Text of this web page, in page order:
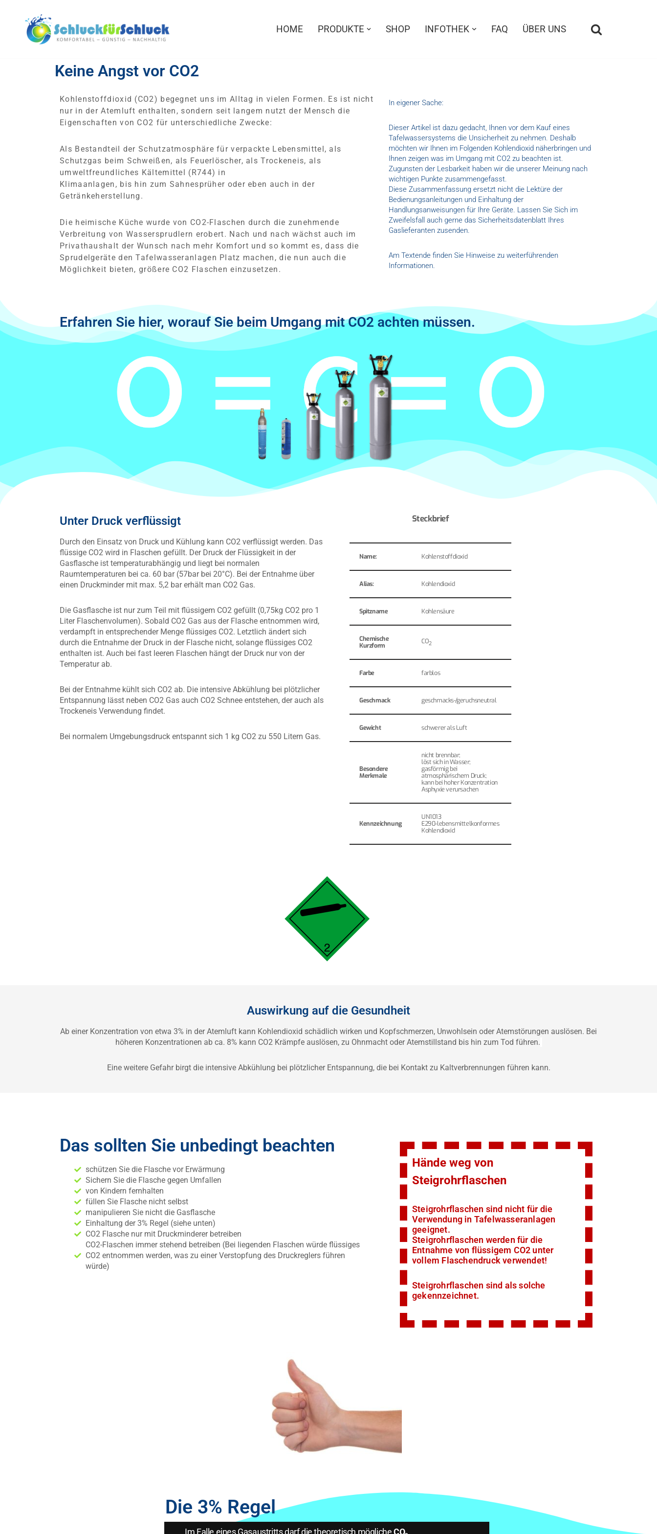
Inhalt
HOME PRODUKTE SHOP INFOTHEK FAQ ÜBER UNS
Keine Angst vor CO2
Kohlenstoffdioxid (CO2) begegnet uns im Alltag in vielen Formen. Es ist nicht
nur in der Atemluft enthalten, sondern seit langem nutzt der Mensch die
Eigenschaften von CO2 für unterschiedliche Zwecke:
Als Bestandteil der Schutzatmosphäre für verpackte Lebensmittel, als
Schutzgas beim Schweißen, als Feuerlöscher, als Trockeneis, als
umweltfreundliches Kältemittel (R744) in
Klimaanlagen, bis hin zum Sahnesprüher oder eben auch in der
Getränkeherstellung.
Die heimische Küche wurde von CO2-Flaschen durch die zunehmende
Verbreitung von Wassersprudlern erobert. Nach und nach wächst auch im
Privathaushalt der Wunsch nach mehr Komfort und so kommt es, dass die
Sprudelgeräte den Tafelwasseranlagen Platz machen, die nun auch die
Möglichkeit bieten, größere CO2 Flaschen einzusetzen.
In eigener Sache:
Dieser Artikel ist dazu gedacht, Ihnen vor dem Kauf eines
Tafelwassersystems die Unsicherheit zu nehmen. Deshalb
möchten wir Ihnen im Folgenden Kohlendioxid näherbringen und
Ihnen zeigen was im Umgang mit CO2 zu beachten ist.
Zugunsten der Lesbarkeit haben wir die unserer Meinung nach
wichtigen Punkte zusammengefasst.
Diese Zusammenfassung ersetzt nicht die Lektüre der
Bedienungsanleitungen und Einhaltung der
Handlungsanweisungen für Ihre Geräte. Lassen Sie Sich im
Zweifelsfall auch gerne das Sicherheitsdatenblatt Ihres
Gaslieferanten zusenden.
Am Textende finden Sie Hinweise zu weiterführenden
Informationen.
Erfahren Sie hier, worauf Sie beim Umgang mit CO2 achten müssen.
Unter Druck verflüssigt
Durch den Einsatz von Druck und Kühlung kann CO2 verflüssigt werden. Das
flüssige CO2 wird in Flaschen gefüllt. Der Druck der Flüssigkeit in der
Gasflasche ist temperaturabhängig und liegt bei normalen
Raumtemperaturen bei ca. 60 bar (57bar bei 20°C). Bei der Entnahme über
einen Druckminder mit max. 5,2 bar erhält man CO2 Gas.
Die Gasflasche ist nur zum Teil mit flüssigem CO2 gefüllt (0,75kg CO2 pro 1
Liter Flaschenvolumen). Sobald CO2 Gas aus der Flasche entnommen wird,
verdampft in entsprechender Menge flüssiges CO2. Letztlich ändert sich
durch die Entnahme der Druck in der Flasche nicht, solange flüssiges CO2
enthalten ist. Auch bei fast leeren Flaschen hängt der Druck nur von der
Temperatur ab.
Bei der Entnahme kühlt sich CO2 ab. Die intensive Abkühlung bei plötzlicher
Entspannung lässt neben CO2 Gas auch CO2 Schnee entstehen, der auch als
Trockeneis Verwendung findet.
Bei normalem Umgebungsdruck entspannt sich 1 kg CO2 zu 550 Litern Gas.
Steckbrief
Name: Kohlenstoffdioxid
Alias: Kohlendioxid
Spitzname Kohlensäure
Chemische
Kurzform
CO2
Farbe farblos
Geschmack geschmacks-/geruchsneutral
Gewicht schwerer als Luft
Besondere
Merkmale
nicht brennbar;
löst sich in Wasser;
gasförmig bei
atmosphärischem Druck;
kann bei hoher Konzentration
Asphyxie verursachen
Kennzeichnung
UN1013
E290-lebensmittelkonformes
Kohlendioxid
Auswirkung auf die Gesundheit
Ab einer Konzentration von etwa 3% in der Atemluft kann Kohlendioxid schädlich wirken und Kopfschmerzen, Unwohlsein oder Atemstörungen auslösen. Bei
höheren Konzentrationen ab ca. 8% kann CO2 Krämpfe auslösen, zu Ohnmacht oder Atemstillstand bis hin zum Tod führen.
Eine weitere Gefahr birgt die intensive Abkühlung bei plötzlicher Entspannung, die bei Kontakt zu Kaltverbrennungen führen kann.
Das sollten Sie unbedingt beachten
schützen Sie die Flasche vor Erwärmung
Sichern Sie die Flasche gegen Umfallen
von Kindern fernhalten
füllen Sie Flasche nicht selbst
manipulieren Sie nicht die Gasflasche
Einhaltung der 3% Regel (siehe unten)
CO2 Flasche nur mit Druckminderer betreiben
CO2-Flaschen immer stehend betreiben (Bei liegenden Flaschen würde flüssiges
CO2 entnommen werden, was zu einer Verstopfung des Druckreglers führen
würde)
Hände weg von
Steigrohrflaschen
Steigrohrflaschen sind nicht für die
Verwendung in Tafelwasseranlagen
geeignet.
Steigrohrflaschen werden für die
Entnahme von flüssigem CO2 unter
vollem Flaschendruck verwendet!
Steigrohrflaschen sind als solche
gekennzeichnet.
Die 3% Regel
Im Falle eines Gasaustritts darf die theoretisch möglicheCO₂